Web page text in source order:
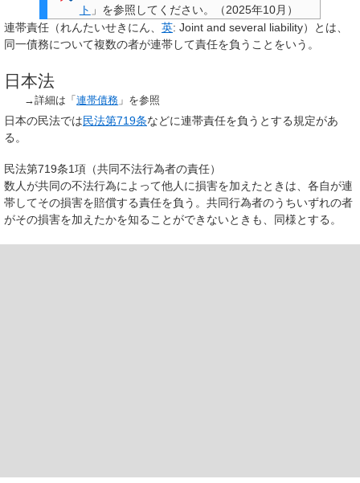
ト 」を参照してください。 （2025年10月 ）
連帯責任 （れんたいせきにん、 英: Joint and several liability）とは、
同一債務について複数の者が連帯して責任を負うことをいう。
日本法
→詳細は「連帯債務 」を参照
日本の民法では民法第719条などに連帯責任を負うとする規定があ
る。
民法第719条1項（共同不法行為者の責任）
数人が共同の不法行為によって他人に損害を加えたときは、各自が連
帯してその損害を賠償する責任を負う。共同行為者のうちいずれの者
がその損害を加えたかを知ることができないときも、同様とする。